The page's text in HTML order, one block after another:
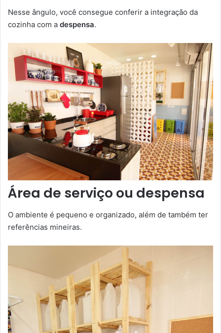
Nesse ângulo, você consegue conferir a integração da
cozinha com a despensa.
Área de serviço ou despensa
O ambiente é pequeno e organizado, além de também ter
referências mineiras.